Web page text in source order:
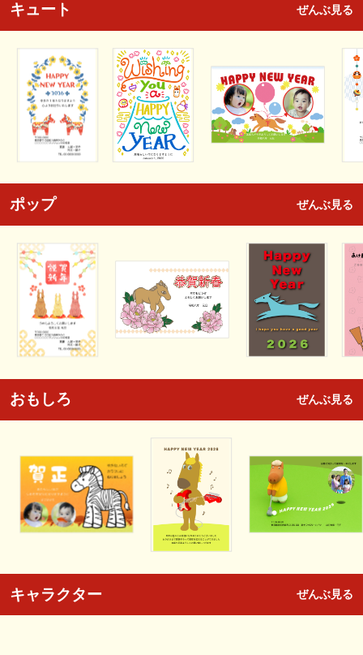
キュート ぜんぶ見る
ポップ ぜんぶ見る
おもしろ ぜんぶ見る
キャラクター ぜんぶ見る